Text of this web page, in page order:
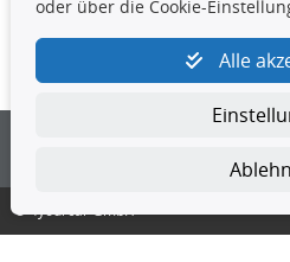
4yourcar GmbH | Avidesweg
© 4yourcar GmbH
oder über die Cookie-
Alle